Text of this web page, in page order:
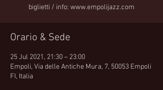
biglietti / info: www.empolijazz.com
Orario & Sede
25 Jul 2021, 21:30 – 23:00
Empoli, Via delle Antiche Mura, 7, 50053 Empoli
FI, Italia